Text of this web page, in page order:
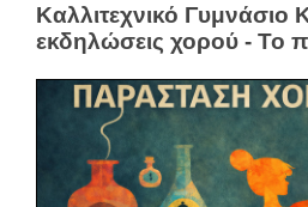
Καλλιτεχνικό Γυμνάσιο
εκδηλώσεις χορού - Το